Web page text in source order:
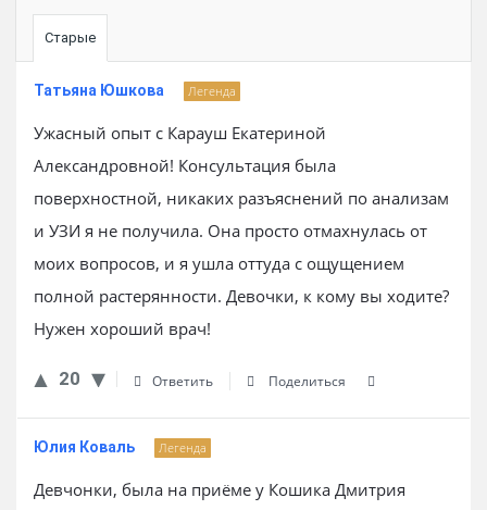
Старые
Татьяна Юшкова Легенда
Ужасный опыт с Карауш Екатериной
Александровной! Консультация была
поверхностной, никаких разъяснений по анализам
и УЗИ я не получила. Она просто отмахнулась от
моих вопросов, и я ушла оттуда с ощущением
полной растерянности. Девочки, к кому вы ходите?
Нужен хороший врач!
20 Ответить Поделиться
Юлия Коваль Легенда
Девчонки, была на приёме у Кошика Дмитрия